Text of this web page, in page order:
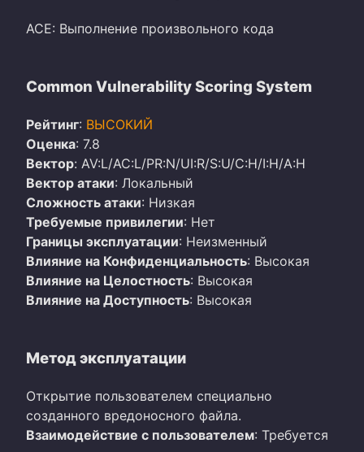
ACE: Выполнение произвольного кода
Common Vulnerability Scoring System
Рейтинг: ВЫСОКИЙ
Оценка: 7.8
Вектор: AV:L/AC:L/PR:N/UI:R/S:U/C:H/I:H/A:H
Вектор атаки: Локальный
Сложность атаки: Низкая
Требуемые привилегии: Нет
Границы эксплуатации: Неизменный
Влияние на Конфиденциальность: Высокая
Влияние на Целостность: Высокая
Влияние на Доступность: Высокая
Метод эксплуатации
Открытие пользователем специально
созданного вредоносного файла.
Взаимодействие с пользователем: Требуется